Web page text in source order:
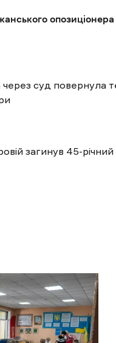
опозиціонера
через суд повернула
загинув 45-річний